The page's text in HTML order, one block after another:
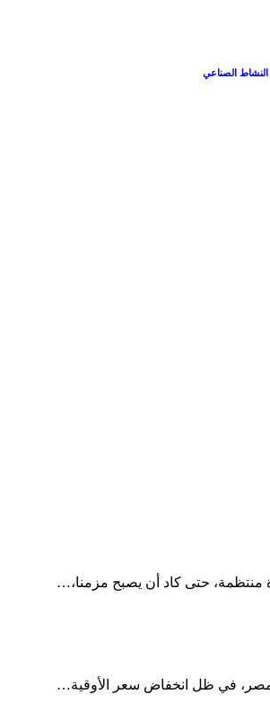
الصناعي
منتظمة، حتى كاد أن يصبح مزمنا،…
مصر، في ظل انخفاض سعر الأوقية…